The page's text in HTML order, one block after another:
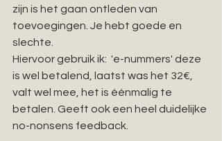
zijn is het gaan ontleden van
toevoegingen. Je hebt goede en
slechte.
Hiervoor gebruik ik:  'e-nummers' deze
is wel betalend, laatst was het 32€,
valt wel mee, het is éénmalig te
betalen. Geeft ook een heel duidelijke
no-nonsens feedback.